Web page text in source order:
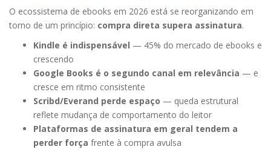
O ecossistema de ebooks em 2026 está se reorganizando em
torno de um princípio: compra direta supera assinatura.
Kindle é indispensável — 45% do mercado de ebooks e
crescendo
Google Books é o segundo canal em relevância — e
cresce em ritmo consistente
Scribd/Everand perde espaço — queda estrutural
reflete mudança de comportamento do leitor
Plataformas de assinatura em geral tendem a
perder força frente à compra avulsa